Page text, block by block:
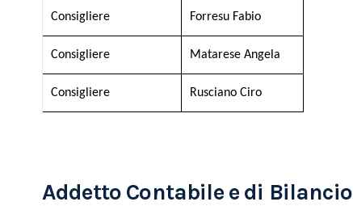
Consigliere Forresu Fabio
Consigliere Matarese Angela
Consigliere Rusciano Ciro
Addetto Contabile e di Bilancio